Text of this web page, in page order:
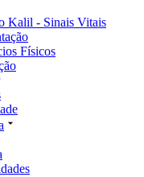
Kalil - Sinais Vitais
Físicos